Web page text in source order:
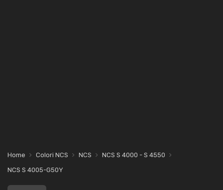
Home Colori NCS NCS
NCS S 4000 - S 4550
NCS S 4005-G50Y